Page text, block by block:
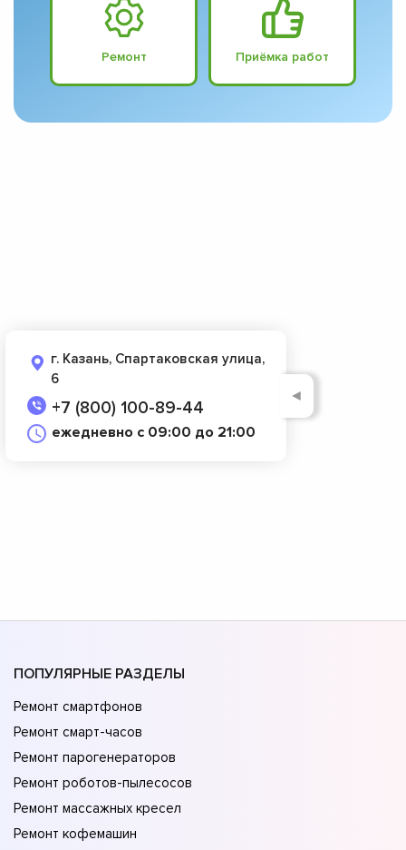
Ремонт Приёмка работ
г. Казань, Спартаковская улица,
6
+7 (800) 100-89-44
ежедневно с 09:00 до 21:00
◄
ПОПУЛЯРНЫЕ РАЗДЕЛЫ
Ремонт смартфонов
Ремонт смарт-часов
Ремонт парогенераторов
Ремонт роботов-пылесосов
Ремонт массажных кресел
Ремонт кофемашин